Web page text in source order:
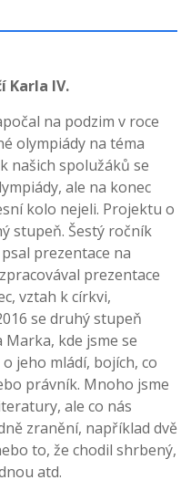
Karla IV.
na podzim v roce
olympiády na téma
našich spolužáků se
ale na konec
kolo nejeli. Projektu o
stupeň. Šestý ročník
prezentace na
prezentace
vztah k církvi,
se druhý stupeň
kde jsme se
jeho mládí, bojích, co
právník. Mnoho jsme
ale co nás
zranění, například dvě
to, že chodil shrbený,
atd.